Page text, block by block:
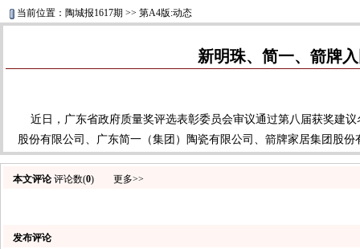
当前位置：陶城报1617期 >> 第A4版:动态
新明珠、简一、箭牌
近日，广东省政府质量奖评选表彰委员会审议通过第八届获奖建
股份有限公司、广东简一（集团）陶瓷有限公司、箭牌家居集团股
本文评论评论数(0) 更多>>
发布评论